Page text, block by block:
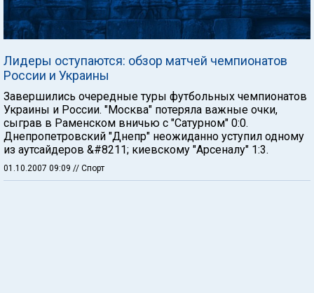
Лидеры оступаются: обзор матчей чемпионатов
России и Украины
Завершились очередные туры футбольных чемпионатов
Украины и России. "Москва" потеряла важные очки,
сыграв в Раменском вничью с "Сатурном" 0:0.
Днепропетровский "Днепр" неожиданно уступил одному
из аутсайдеров &#8211; киевскому "Арсеналу" 1:3.
01.10.2007 09:09 // Спорт